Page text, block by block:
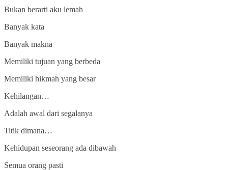
Bukan berarti aku lemah
Banyak kata
Banyak makna
Memiliki tujuan yang berbeda
Memiliki hikmah yang besar
Kehilangan…
Adalah awal dari segalanya
Titik dimana…
Kehidupan seseorang ada dibawah
Semua orang pasti